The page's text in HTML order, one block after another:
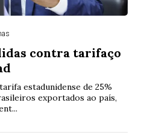
contra tarifaço
estadunidense de 25%
exportados ao país,